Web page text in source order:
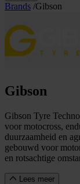
Brands /Gibson
Gibson
Gibson Tyre
voor motocross,
duurzaamheid en
gebouwd voor
en rotsachtige
Lees meer